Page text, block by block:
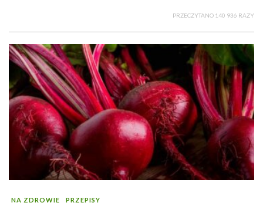
PRZECZYTANO 140 936 RAZY
NA ZDROWIE PRZEPISY